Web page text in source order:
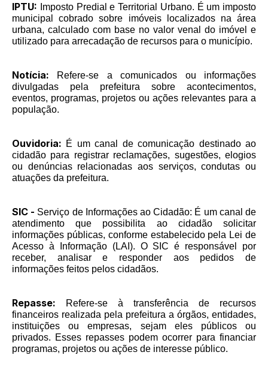
IPTU: Imposto Predial e Territorial Urbano. É um imposto
municipal cobrado sobre imóveis localizados na área
urbana, calculado com base no valor venal do imóvel e
utilizado para arrecadação de recursos para o município.
Notícia: Refere-se a comunicados ou informações
divulgadas pela prefeitura sobre acontecimentos,
eventos, programas, projetos ou ações relevantes para a
população.
Ouvidoria: É um canal de comunicação destinado ao
cidadão para registrar reclamações, sugestões, elogios
ou denúncias relacionadas aos serviços, condutas ou
atuações da prefeitura.
SIC - Serviço de Informações ao Cidadão: É um canal de
atendimento que possibilita ao cidadão solicitar
informações públicas, conforme estabelecido pela Lei de
Acesso à Informação (LAI). O SIC é responsável por
receber, analisar e responder aos pedidos de
informações feitos pelos cidadãos.
Repasse: Refere-se à transferência de recursos
financeiros realizada pela prefeitura a órgãos, entidades,
instituições ou empresas, sejam eles públicos ou
privados. Esses repasses podem ocorrer para financiar
programas, projetos ou ações de interesse público.